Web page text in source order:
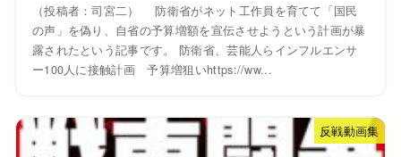
（投稿者：司宮二） 防衛省がネット工作員を育てて「国民
の声」を偽り、自省の予算増額を宣伝させようという計画が暴
露されたという記事です。 防衛省、芸能人らインフルエンサ
ー100人に接触計画 予算増狙いhttps://ww...
反戦動画集